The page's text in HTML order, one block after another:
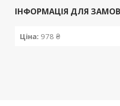
ІНФОРМАЦІЯ ДЛЯ
Ціна: 978 ₴